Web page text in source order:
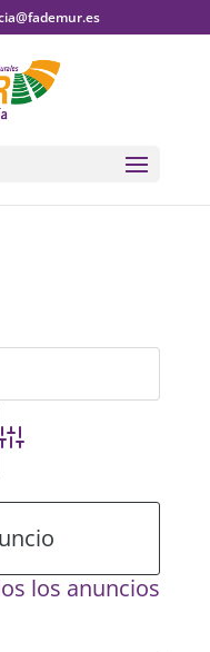
Búsqueda avanzada
los anuncios